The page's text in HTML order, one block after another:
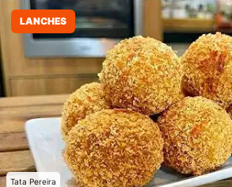
LANCHES
Tata Pereira